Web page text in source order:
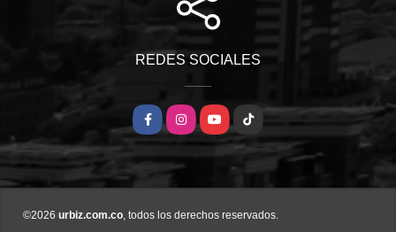
REDES SOCIALES
FacebookInstagramYouTubeTikTok
©2026 urbiz.com.co, todos los derechos reservados.